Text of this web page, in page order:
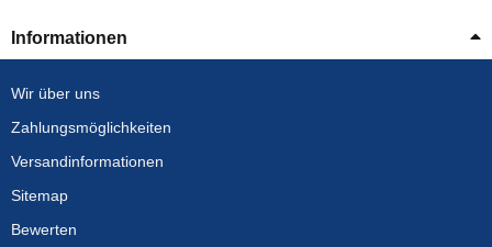
Informationen
Wir über uns
Zahlungsmöglichkeiten
Versandinformationen
Sitemap
Bewerten